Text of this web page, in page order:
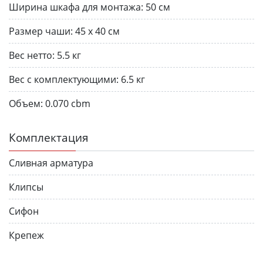
Ширина шкафа для монтажа: 50 см
Размер чаши: 45 х 40 см
Вес нетто: 5.5 кг
Вес с комплектующими: 6.5 кг
Объем: 0.070 cbm
Комплектация
Сливная арматура
Клипсы
Сифон
Крепеж